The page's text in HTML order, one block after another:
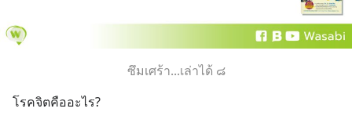
ซึมเศร้า...เล่าได้ ๘
โรคจิตคืออะไร?